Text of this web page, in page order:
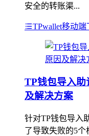
安全的转账渠...
TPwallet移动端
TP钱包导入助
及解决方案
针对TP钱包导入
了导致失败的5